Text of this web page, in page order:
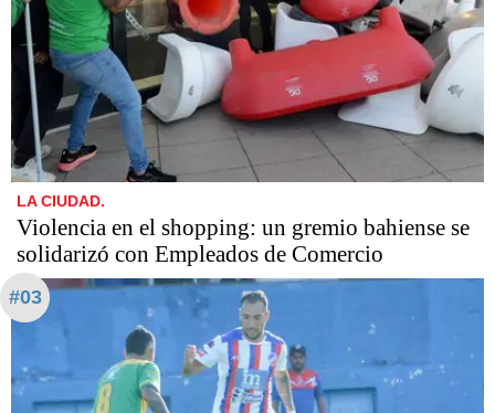
LA CIUDAD.
Violencia en el shopping: un gremio bahiense se
solidarizó con Empleados de Comercio
#03